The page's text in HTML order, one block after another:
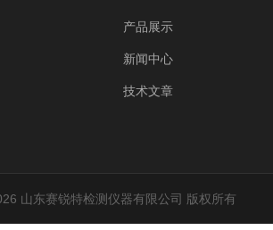
产品展示
新闻中心
技术文章
山东赛锐特检测仪器有限公司 版权所有